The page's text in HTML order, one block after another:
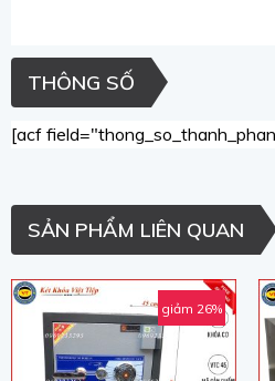
THÔNG SỐ
[acf
SẢN PHẨM LIÊN QUAN
giảm 26%